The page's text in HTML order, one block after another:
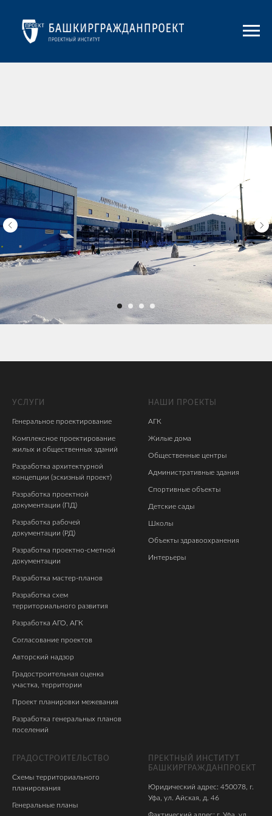
УСЛУГИ
Генеральное проектирование
Комплексное проектирование
жилых и общественных зданий
Разработка архитектурной
концепции (эскизный проект)
Разработка проектной
документации (ПД)
Разработка рабочей
документации (РД)
Разработка проектно-сметной
документации
Разработка мастер-планов
Разработка схем
территориального развития
Разработка АГО, АГК
Согласование проектов
Авторский надзор
Градостроительная оценка
участка, территории
Проект планировки межевания
Разработка генеральных планов
поселений
НАШИ ПРОЕКТЫ
АГК
Жилые дома
Общественные центры
Административные здания
Спортивные объекты
Детские сады
Школы
Объекты здравоохранения
Интерьеры
ГРАДОСТРОИТЕЛЬСТВО
Схемы территориального
планирования
Генеральные планы
ПРЕКТНЫЙ ИНСТИТУТ
БАШКИРГРАЖДАНПРОЕКТ
Юридический адрес: 450078, г.
Уфа, ул. Айская, д. 46